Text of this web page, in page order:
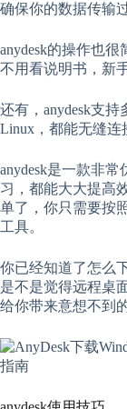
确保你的数据传输
anydesk的操作也
不用看说明书，新
还有，anydesk支
Linux，都能无缝连
anydesk是一款非
习，都能大大提高
单了，你只需要按
工具。
你已经知道了怎么
是不是觉得远程桌
给你带来意想不到